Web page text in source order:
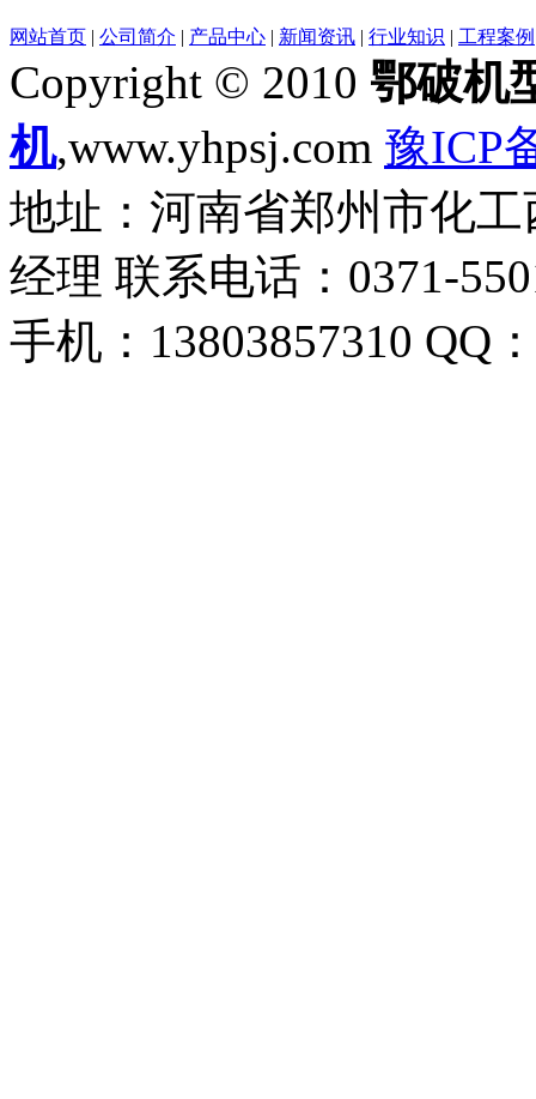
网站首页 | 公司简介 | 产品中心 | 新闻资讯 | 行业知识 | 工程案例
Copyright © 2010 鄂破机
机,www.yhpsj.com 豫ICP
地址：河南省郑州市化
经理 联系电话：0371-
手机：13803857310 QQ